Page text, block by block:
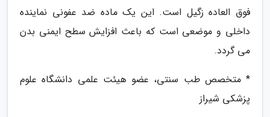
فوق العاده زگیل است. این یک ماده ضد عفونی نماینده
داخلی و موضعی است که باعث افزایش سطح ایمنی بدن
می گردد.
* متخصص طب سنتی، عضو هیئت علمی دانشگاه علوم
پزشکی شیراز